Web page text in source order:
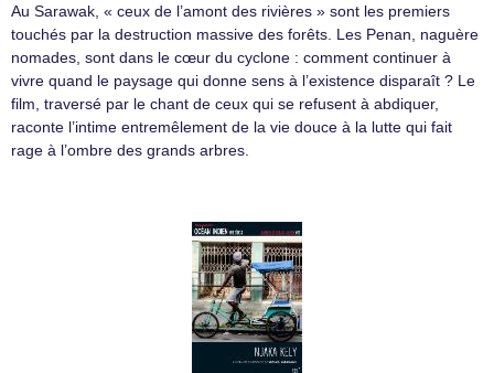
Au Sarawak, « ceux de l’amont des rivières » sont les premiers
touchés par la destruction massive des forêts. Les Penan, naguère
nomades, sont dans le cœur du cyclone : comment continuer à
vivre quand le paysage qui donne sens à l’existence disparaît ? Le
film, traversé par le chant de ceux qui se refusent à abdiquer,
raconte l’intime entremêlement de la vie douce à la lutte qui fait
rage à l’ombre des grands arbres.